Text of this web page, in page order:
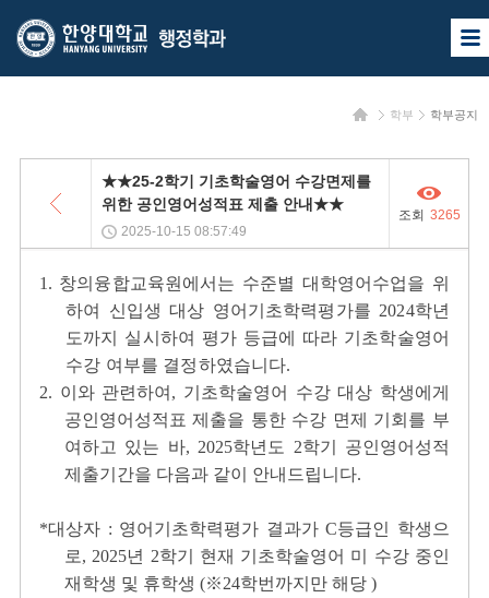
한
양
교
양
교
행
정
학
과
사
이
열
홈 학부 학부공지
★★25-2학기 기초학술영어 수강면제를
위한 공인영어성적표 제출 안내★★
조회 3265
2025-10-15 08:57:49
1. 창의융합교육원에서는 수준별 대학영어수업을 위
하여 신입생 대상 영어기초학력평가를 2024학년
도까지 실시하여 평가 등급에 따라 기초학술영어
수강 여부를 결정하였습니다.
2. 이와 관련하여, 기초학술영어 수강 대상 학생에게
공인영어성적표 제출을 통한 수강 면제 기회를 부
여하고 있는 바, 2025학년도 2학기 공인영어성적
제출기간을 다음과 같이 안내드립니다.
*대상자 : 영어기초학력평가 결과가 C등급인 학생으
로, 2025년 2학기 현재 기초학술영어 미 수강 중인
재학생 및 휴학생 (※24학번까지만 해당 )